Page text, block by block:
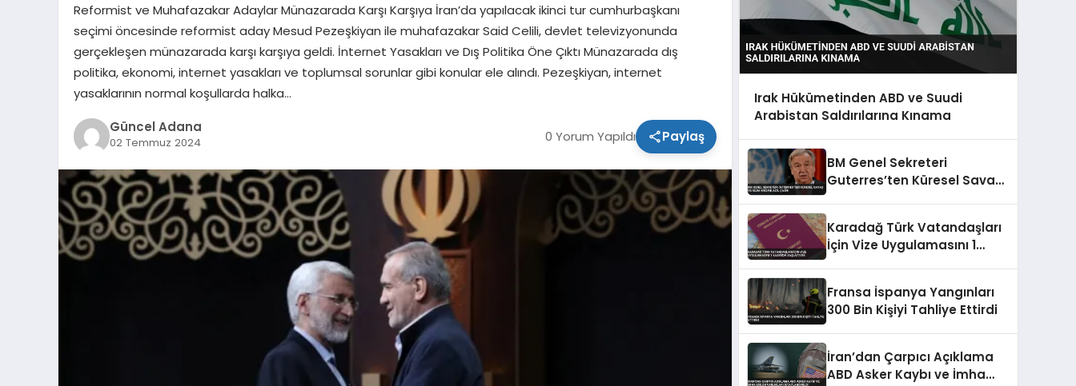
Reformist ve Muhafazakar Adaylar Münazarada Karşı Karşıya İran’da yapılacak ikinci tur cumhurbaşkanı
seçimi öncesinde reformist aday Mesud Pezeşkiyan ile muhafazakar Said Celili, devlet televizyonunda
gerçekleşen münazarada karşı karşıya geldi. İnternet Yasakları ve Dış Politika Öne Çıktı Münazarada dış
politika, ekonomi, internet yasakları ve toplumsal sorunlar gibi konular ele alındı. Pezeşkiyan, internet
yasaklarının normal koşullarda halka…
Güncel Adana
02 Temmuz 2024 0 Yorum Yapıldı Paylaş
Irak Hükümetinden ABD ve Suudi
Arabistan Saldırılarına Kınama
BM Genel Sekreteri
Guterres’ten Küresel Savaş
Karadağ Türk Vatandaşları
İçin Vize Uygulamasını 1
Fransa İspanya Yangınları
300 Bin Kişiyi Tahliye Ettirdi
İran’dan Çarpıcı Açıklama
ABD Asker Kaybı ve İmha